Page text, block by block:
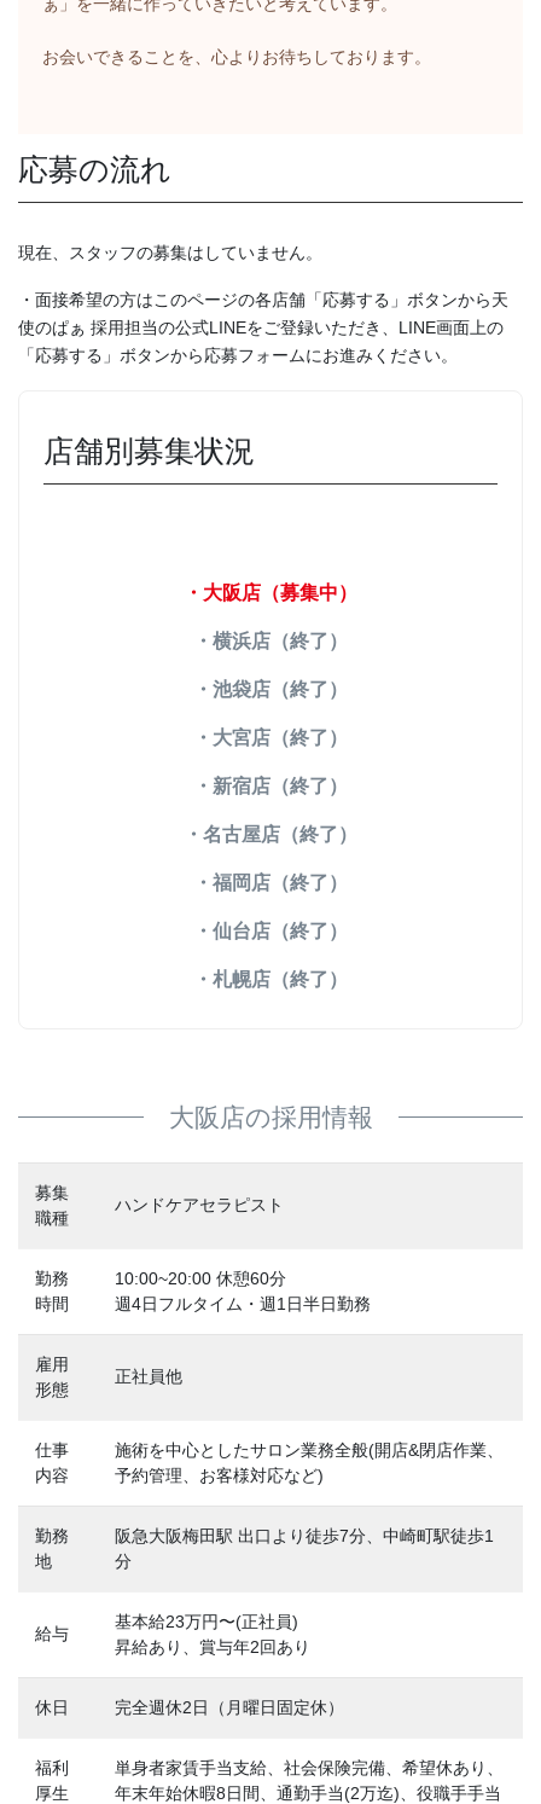
ぁ」を一緒に作っていきたいと考えています。
お会いできることを、心よりお待ちしております。
応募の流れ
現在、スタッフの募集はしていません。
・面接希望の方はこのページの各店舗「応募する」ボタンから天
使のぱぁ 採用担当の公式LINEをご登録いただき、LINE画面上の
「応募する」ボタンから応募フォームにお進みください。
店舗別募集状況
・大阪店（募集中）
・横浜店（終了）
・池袋店（終了）
・大宮店（終了）
・新宿店（終了）
・名古屋店（終了）
・福岡店（終了）
・仙台店（終了）
・札幌店（終了）
大阪店の採用情報
募集
職種
ハンドケアセラピスト
勤務
時間
10:00~20:00 休憩60分
週4日フルタイム・週1日半日勤務
雇用
形態
正社員他
仕事
内容
施術を中心としたサロン業務全般(開店&閉店作業、
予約管理、お客様対応など)
勤務
地
阪急大阪梅田駅 出口より徒歩7分、中崎町駅徒歩1
分
給与
基本給23万円〜(正社員)
昇給あり、賞与年2回あり
休日 完全週休2日（月曜日固定休）
福利
厚生
単身者家賃手当支給、社会保険完備、希望休あり、
年末年始休暇8日間、通勤手当(2万迄)、役職手手当